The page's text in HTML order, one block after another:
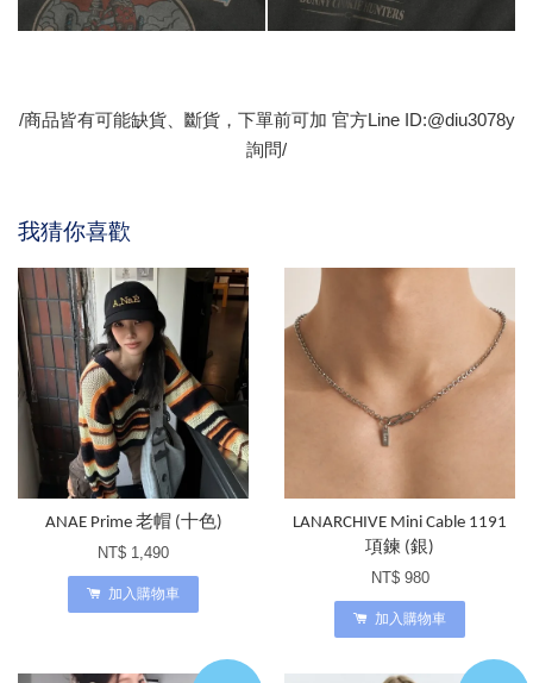
/商品皆有可能缺貨、斷貨，下單前可加 官方Line ID:@diu3078y
詢問/
我猜你喜歡
ANAE Prime 老帽 (十色)
NT$ 1,490
加入購物車
LANARCHIVE Mini Cable 1191
項鍊 (銀)
NT$ 980
加入購物車